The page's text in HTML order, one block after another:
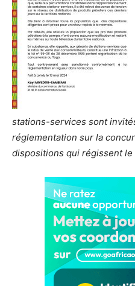
stations-services sont
réglementation sur la
dispositions qui régissent